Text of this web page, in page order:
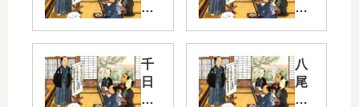
園
我
孫
子
界
そ
の
２
千
日
前
八
尾
界